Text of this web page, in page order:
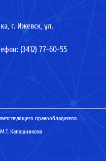
г. Ижевск, ул.
(3412) 77-60-55
правообладателя.
Калашникова